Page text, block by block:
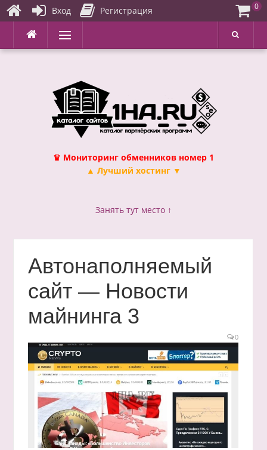
Перейти
содержимому
Меню
♛ Мониторинг обменников номер 1
▲ Лучший хостинг ▼
Занять тут место ↑
Автонаполняемый
сайт — Новости
майнинга 3
0
Вход Регистрация 0